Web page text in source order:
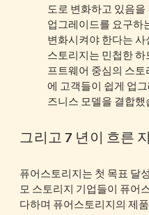
도로 변화하고 있음을
업그레이드를 요구하
변화시켜야 한다는
스토리지는 민첩한
프트웨어 중심의 스
에 고객들이 쉽게 업
즈니스 모델을 결합했
그리고 7 년이 흐른
퓨어스토리지는 첫 목표 달
모 스토리지 기업들이 퓨어
다하며 퓨어스토리지의 제